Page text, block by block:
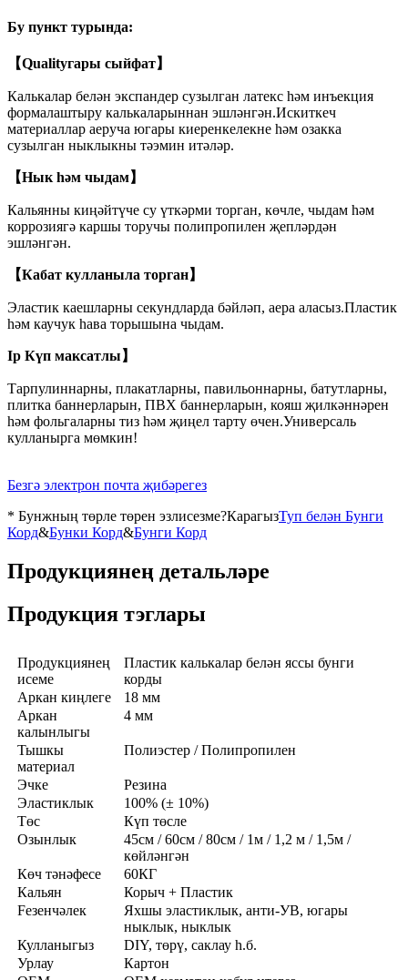
Бу пункт турында:
【Qualityгары сыйфат】
Калькалар белән экспандер сузылган латекс һәм инъекция
формалаштыру калькаларыннан эшләнгән.Искиткеч
материаллар аеруча югары киеренкелекне һәм озакка
сузылган ныклыкны тәэмин итәләр.
【Нык һәм чыдам】
Кальянны киңәйтүче су үткәрми торган, көчле, чыдам һәм
коррозиягә каршы торучы полипропилен җепләрдән
эшләнгән.
【Кабат кулланыла торган】
Эластик каешларны секундларда бәйләп, аера аласыз.Пластик
һәм каучук һава торышына чыдам.
Ip Күп максатлы】
Тарпулиннарны, плакатларны, павильоннарны, батутларны,
плитка баннерларын, ПВХ баннерларын, кояш җилкәннәрен
һәм фольгаларны тиз һәм җиңел тарту өчен.Универсаль
кулланырга мөмкин!
Безгә электрон почта җибәрегез
* Бунжның төрле төрен эзлисезме?КарагызТуп белән Бунги
Корд&Бунки Корд&Бунги Корд
Продукциянең детальләре
Продукция тэглары
Продукциянең
исеме
Пластик калькалар белән яссы бунги
корды
Аркан киңлеге
18 мм
Аркан
калынлыгы
4 мм
Тышкы
материал
Полиэстер / Полипропилен
Эчке
Резина
Эластиклык
100% (± 10%)
Төс
Күп төсле
Озынлык
45см / 60см / 80см / 1м / 1,2 м / 1,5м /
көйләнгән
Көч тәнәфесе
60КГ
Кальян
Корыч + Пластик
Feзенчәлек
Яхшы эластиклык, анти-УВ, югары
ныклык, ныклык
Кулланыгыз
DIY, төрү, саклау һ.б.
Урлау
Картон